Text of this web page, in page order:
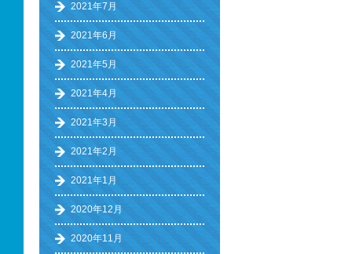
2021年7月
2021年6月
2021年5月
2021年4月
2021年3月
2021年2月
2021年1月
2020年12月
2020年11月